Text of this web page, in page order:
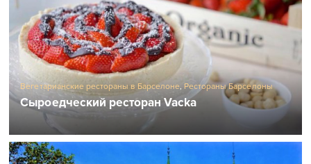
Вегетарианские рестораны в Барселоне, Рестораны Барселоны
Сыроедческий ресторан Vacka